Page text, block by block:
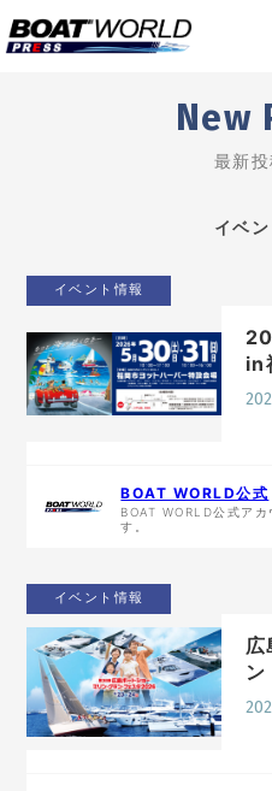
New
最新
業界ニュース
ジェットスキー
イベ
イベント情報
in
BOAT WORLD公式
BOAT WORLD公式ア
す。
イベント情報
広